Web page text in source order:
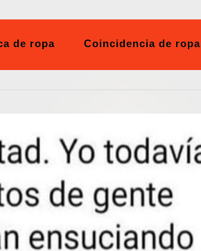
de ropa Coincidencia de ropa